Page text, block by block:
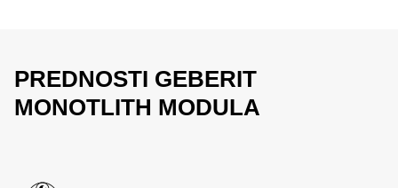
PREDNOSTI GEBERIT
MONOTLITH MODULA